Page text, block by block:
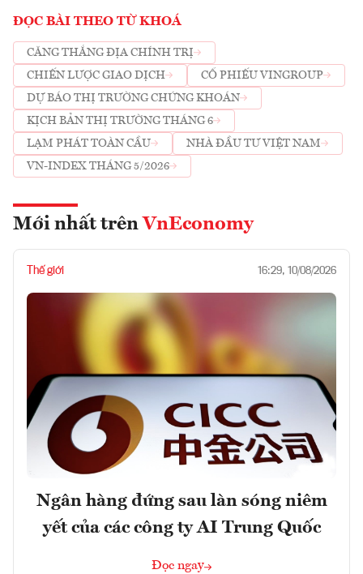
ĐỌC BÀI THEO TỪ KHOÁ
CĂNG THẲNG ĐỊA CHÍNH TRỊ
CHIẾN LƯỢC GIAO DỊCH
CỔ PHIẾU VINGROUP
DỰ BÁO THỊ TRƯỜNG CHỨNG KHOÁN
KỊCH BẢN THỊ TRƯỜNG THÁNG 6
LẠM PHÁT TOÀN CẦU
NHÀ ĐẦU TƯ VIỆT NAM
VN-INDEX THÁNG 5/2026
Mới nhất trên VnEconomy
Thế giới 16:29, 10/08/2026
Ngân hàng đứng sau làn sóng niêm
yết của các công ty AI Trung Quốc
Đọc ngay